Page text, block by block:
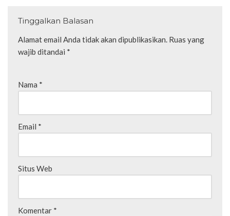
Tinggalkan Balasan
Alamat email Anda tidak akan dipublikasikan. Ruas yang
wajib ditandai *
Nama *
Email *
Situs Web
Komentar *